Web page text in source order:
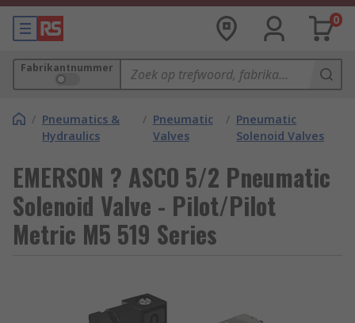
0
Fabrikantnummer
/ Pneumatics &
Hydraulics
/ Pneumatic
Valves
/ Pneumatic
Solenoid Valves
EMERSON ? ASCO 5/2 Pneumatic
Solenoid Valve - Pilot/Pilot
Metric M5 519 Series